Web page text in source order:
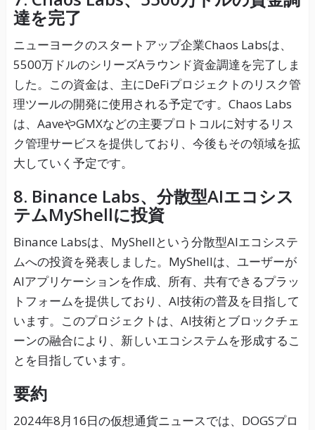
達を完了
ニューヨークのスタートアップ企業Chaos Labsは、
5500万ドルのシリーズAラウンド資金調達を完了しま
した。この資金は、主にDeFiプロジェクトのリスク管
理ツールの開発に使用される予定です。Chaos Labs
は、AaveやGMXなどの主要プロトコルに対するリス
ク管理サービスを提供しており、今後もその領域を拡
大していく予定です。
8. Binance Labs、分散型AIエコシス
テムMyShellに投資
Binance Labsは、MyShellという分散型AIエコシステ
ムへの投資を発表しました。MyShellは、ユーザーが
AIアプリケーションを作成、所有、共有できるプラッ
トフォームを提供しており、AI技術の普及を目指して
います。このプロジェクトは、AI技術とブロックチェ
ーンの融合により、新しいエコシステムを形成するこ
とを目指しています。
要約
2024年8月16日の仮想通貨ニュースでは、DOGSプロ